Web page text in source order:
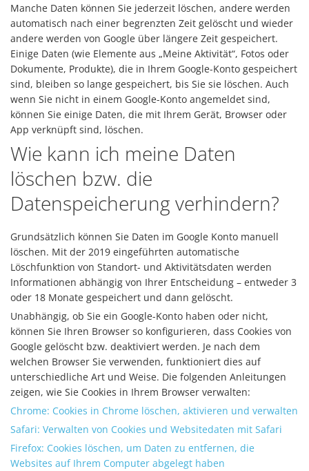
Manche Daten können Sie jederzeit löschen, andere werden
automatisch nach einer begrenzten Zeit gelöscht und wieder
andere werden von Google über längere Zeit gespeichert.
Einige Daten (wie Elemente aus „Meine Aktivität“, Fotos oder
Dokumente, Produkte), die in Ihrem Google-Konto gespeichert
sind, bleiben so lange gespeichert, bis Sie sie löschen. Auch
wenn Sie nicht in einem Google-Konto angemeldet sind,
können Sie einige Daten, die mit Ihrem Gerät, Browser oder
App verknüpft sind, löschen.
Wie kann ich meine Daten
löschen bzw. die
Datenspeicherung verhindern?
Grundsätzlich können Sie Daten im Google Konto manuell
löschen. Mit der 2019 eingeführten automatische
Löschfunktion von Standort- und Aktivitätsdaten werden
Informationen abhängig von Ihrer Entscheidung – entweder 3
oder 18 Monate gespeichert und dann gelöscht.
Unabhängig, ob Sie ein Google-Konto haben oder nicht,
können Sie Ihren Browser so konfigurieren, dass Cookies von
Google gelöscht bzw. deaktiviert werden. Je nach dem
welchen Browser Sie verwenden, funktioniert dies auf
unterschiedliche Art und Weise. Die folgenden Anleitungen
zeigen, wie Sie Cookies in Ihrem Browser verwalten:
Chrome: Cookies in Chrome löschen, aktivieren und verwalten
Safari: Verwalten von Cookies und Websitedaten mit Safari
Firefox: Cookies löschen, um Daten zu entfernen, die
Websites auf Ihrem Computer abgelegt haben